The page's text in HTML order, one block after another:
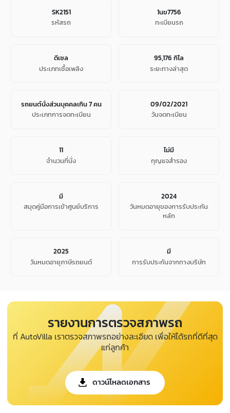
SK2151
รหัสรถ
1นข7756
ทะเบียนรถ
ดีเซล
ประเภทเชื้อเพลิง
95,176 กิโล
ระยะทางล่าสุด
รถยนต์นั่งส่วนบุคคลเกิน 7 คน
ประเภทการจดทะเบียน
09/02/2021
วันจดทะเบียน
11
จํานวนที่นั่ง
ไม่มี
กุญแจสำรอง
มี
สมุดคู่มือการเข้าศูนย์บริการ
2024
วันหมดอายุของการรับประกัน
หลัก
2025
วันหมดอายุภาษีรถยนต์
มี
การรับประกันจากทางบริษัท
รายงานการตรวจสภาพรถ
ที่ AutoVilla เราตรวจสภาพรถอย่างละเอียด เพื่อให้ได้รถที่ดีที่สุด
แก่ลูกค้า
ดาวน์โหลดเอกสาร